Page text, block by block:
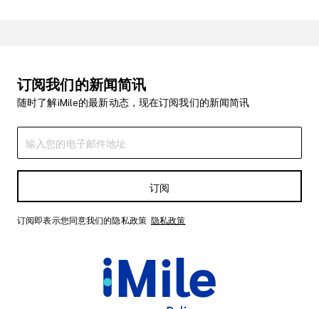
订阅我们的新闻简讯
随时了解iMile的最新动态，现在订阅我们的新闻简讯
订阅
订阅即表示您同意我们的隐私政策 隐私政策